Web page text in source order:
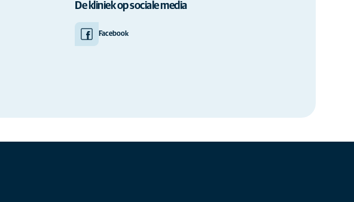
De kliniek op sociale media
Facebook